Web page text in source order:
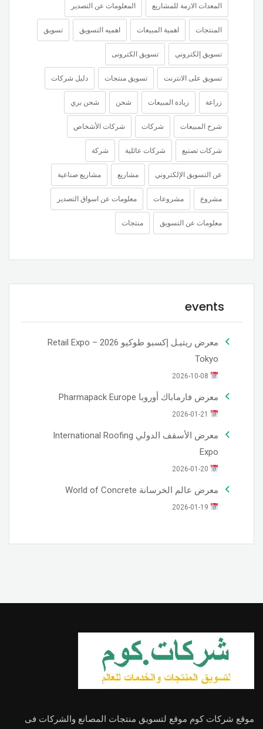
المعدات الازمة للمشاريع المعلومات عن التصدير
المنتجات اهمية المبيعات اهميه التسويق تسويق
تسويق إلكتروني تسويق الكترونى
تسويق على الانترنت تسويق منتجات دليل شركات
زراعة زيادة المبيعات شحن شحن بري
شرح المبيعات شركات شركات الأشخاص
شركات تصنيع شركات عائلية شركة
عن التسويق الإلكتروني مشاريع مشاريع صناعية
مشروع مشروعات معلومات عن اسواق التصدير
معلومات عن التسويق منتجات
events
معرض ريتيـل إكسبو طوكيو 2026 – Retail Expo
Tokyo
معرض فارماباك أوروبا Pharmapack Europe
معرض الأسقف الدولي International Roofing
Expo
معرض عالم الخرسانة World of Concrete
موقع شركات كوم موقع لتسويق منتجات المصانع والشركات فى